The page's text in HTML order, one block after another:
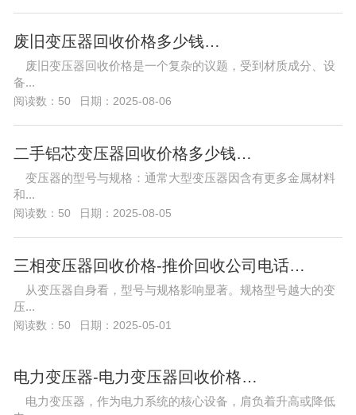
废旧变压器回收价格多少钱…
废旧变压器回收价格是一个复杂的议题，受到材质成分、设
备...
阅读数：50 日期：2025-08-06
二手铝芯变压器回收价格多少钱…
变压器的型号与规格：通常大型变压器因含有更多金属材料
和...
阅读数：50 日期：2025-08-05
三相变压器回收价格-推价回收公司电话…
从变压器自身看，型号与规格影响显著。规格型号越大的变
压...
阅读数：50 日期：2025-05-01
电力变压器-电力变压器回收价格…
电力变压器，作为电力系统的核心设备，肩负着升高或降低